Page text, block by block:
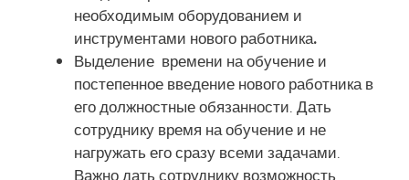
необходимым оборудованием и
инструментами нового работника.
Выделение времени на обучение и
постепенное введение нового работника в
его должностные обязанности. Дать
сотруднику время на обучение и не
нагружать его сразу всеми задачами.
Важно дать сотруднику возможность